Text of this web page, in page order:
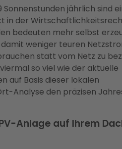
Sonnenstunden jährlich sind
in der
bedeuten mehr selbst
weniger teuren
statt vom Netz zu
so viel wie der aktuelle
auf Basis dieser lokalen
Analyse den präzisen
Anlage auf Ihrem